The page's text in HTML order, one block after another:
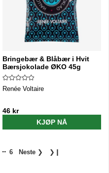
Bringebær & Blåbær i Hvit
Bærsjokolade ØKO 45g
Renée Voltaire
46 kr
KJØP NÅ
.. 6 Neste ❯ ❯❙